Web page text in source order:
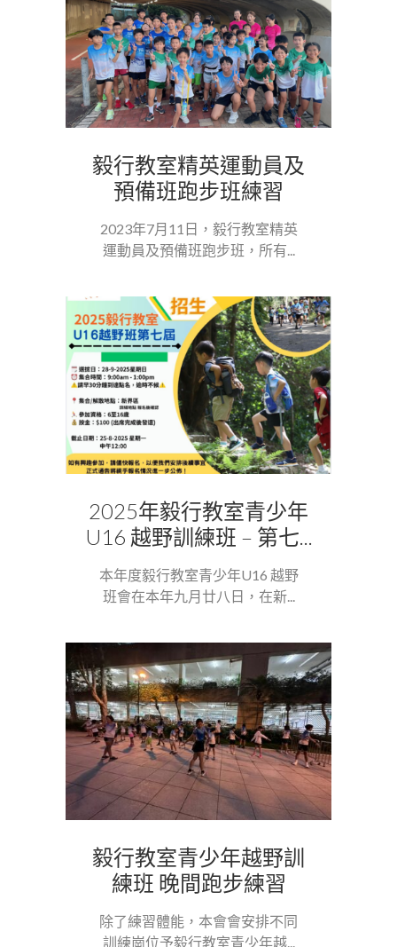
毅行教室精英運動員及
預備班跑步班練習
2023年7月11日，毅行教室精英
運動員及預備班跑步班，所有...
2025年毅行教室青少年
U16 越野訓練班 – 第七...
本年度毅行教室青少年U16 越野
班會在本年九月廿八日，在新...
毅行教室青少年越野訓
練班 晚間跑步練習
除了練習體能，本會會安排不同
訓練崗位予毅行教室青少年越...